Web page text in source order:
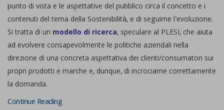
punto di vista e le aspettative del pubblico circa il concetto e i
contenuti del tema della Sostenibilità, e di seguirne l'evoluzione.
Si tratta di un modello di ricerca, speculare al PLESI, che aiuta
ad evolvere consapevolmente le politiche aziendali nella
direzione di una concreta aspettativa dei clienti/consumatori sui
propri prodotti e marche e, dunque, di incrociarne correttamente
la domanda.
Continue Reading